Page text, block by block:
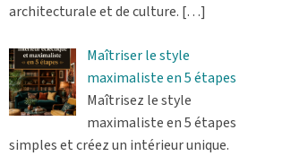
architecturale et de culture. […]
Maîtriser le style
maximaliste en 5 étapes
Maîtrisez le style
maximaliste en 5 étapes
simples et créez un intérieur unique.